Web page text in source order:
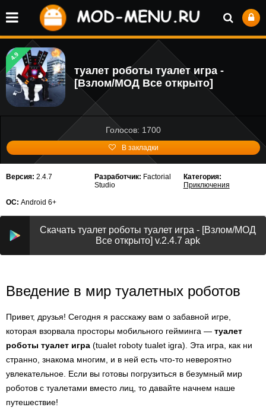
4.9
туалет роботы туалет игра -
[Взлом/МОД Все открыто]
Голосов: 1700
В закладки
Версия: 2.4.7 Разработчик: Factorial
Studio
Категория:
Приключения
ОС: Android 6+
Скачать туалет роботы туалет игра - [Взлом/МОД
Все открыто] v.2.4.7 apk
Введение в мир туалетных роботов
Привет, друзья! Сегодня я расскажу вам о забавной игре,
которая взорвала просторы мобильного гейминга — туалет
роботы туалет игра (tualet roboty tualet igra). Эта игра, как ни
странно, знакома многим, и в ней есть что-то невероятно
увлекательное. Если вы готовы погрузиться в безумный мир
роботов с туалетами вместо лиц, то давайте начнем наше
путешествие!